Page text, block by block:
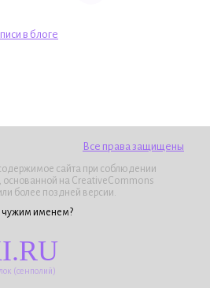
в блоге
Все права защищены
сайта при соблюдении
, основанной на CreativeCommons
более поздней версии.
чужим именем?
(сенполий)